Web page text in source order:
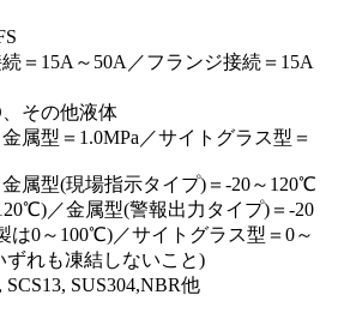
＝15A～50A／フランジ接続＝15A
その他液体
属型＝1.0MPa／サイトグラス型＝
属型(現場指示タイプ)＝-20～120℃
／金属型(警報出力タイプ)＝-20
は0～100℃)／サイトグラス型＝0～
れも凍結しないこと)
SUS304,NBR他